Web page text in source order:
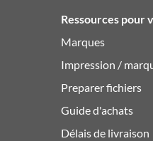
Ressources pour
Marques
Impression /
Preparer fichiers
Guide d'achats
Délais de livraison